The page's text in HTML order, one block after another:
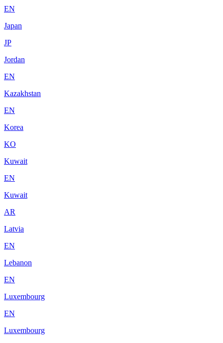
EN
Japan
JP
Jordan
EN
Kazakhstan
EN
Korea
KO
Kuwait
EN
Kuwait
AR
Latvia
EN
Lebanon
EN
Luxembourg
EN
Luxembourg